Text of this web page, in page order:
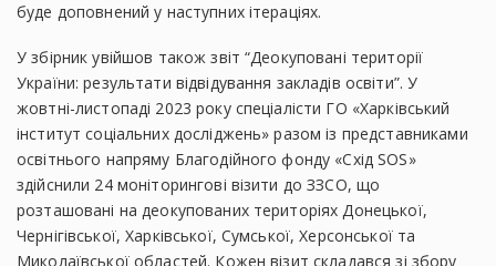
буде доповнений у наступних ітераціях.
У збірник увійшов також звіт “Деокуповані території
України: результати відвідування закладів освіти”. У
жовтні-листопаді 2023 року спеціалісти ГО «Харківський
інститут соціальних досліджень» разом із представниками
освітнього напряму Благодійного фонду «Схід SOS»
здійснили 24 моніторингові візити до ЗЗСО, що
розташовані на деокупованих територіях Донецької,
Чернігівської, Харківської, Сумської, Херсонської та
Миколаївської областей. Кожен візит складався зі збору